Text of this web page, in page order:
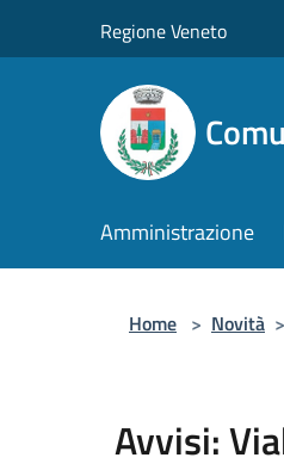
Regione Veneto
Amministrazione
Home > Novità >
Avvisi: